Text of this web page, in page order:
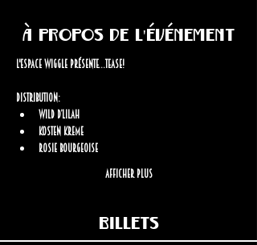
À propos de l'événement
L'espace Wiggle présente…Tease!
Distribution:
Wild D’Lilah
Kosten Kreme
Rosie Bourgeoise
Afficher plus
Billets